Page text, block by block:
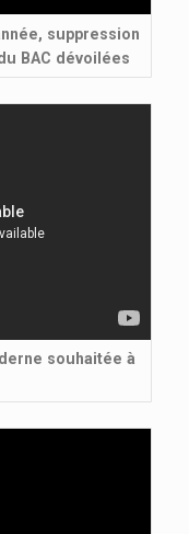
suppression
BAC dévoilées
souhaitée à